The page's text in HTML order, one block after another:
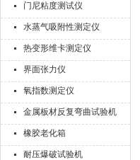
门尼粘度测试仪
水蒸气吸附性测定仪
热变形维卡测定仪
界面张力仪
氧指数测定仪
金属板材反复弯曲试验机
橡胶老化箱
耐压爆破试验机